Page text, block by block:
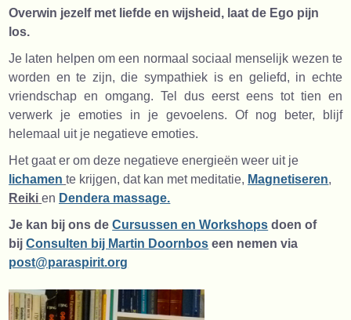
Overwin jezelf met liefde en wijsheid, laat de Ego pijn
los.
Je laten helpen om een normaal sociaal menselijk wezen te
worden en te zijn, die sympathiek is en geliefd, in echte
vriendschap en omgang. Tel dus eerst eens tot tien en
verwerk je emoties in je gevoelens. Of nog beter, blijf
helemaal uit je negatieve emoties.
Het gaat er om deze negatieve energieën weer uit je
lichamen te krijgen, dat kan met meditatie, Magnetiseren,
Reiki en Dendera massage.
Je kan bij ons deCursussen en Workshops doen of
bijConsulten bij Martin Doornbos een nemen via
post@paraspirit.org